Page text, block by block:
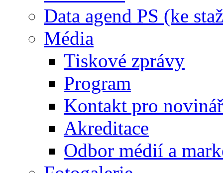
Data agend PS (ke
Média
Tiskové zprávy
Program
Kontakt pro
Akreditace
Odbor médií a